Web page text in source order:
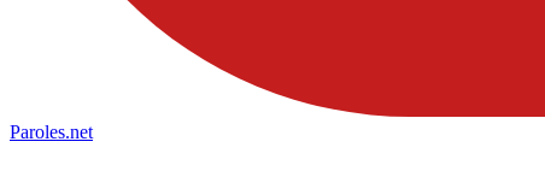
Paroles.net